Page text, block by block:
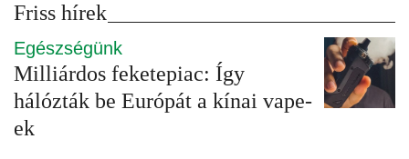
Friss hírek
Egészségünk
Milliárdos feketepiac: Így
hálózták be Európát a kínai vape-
ek